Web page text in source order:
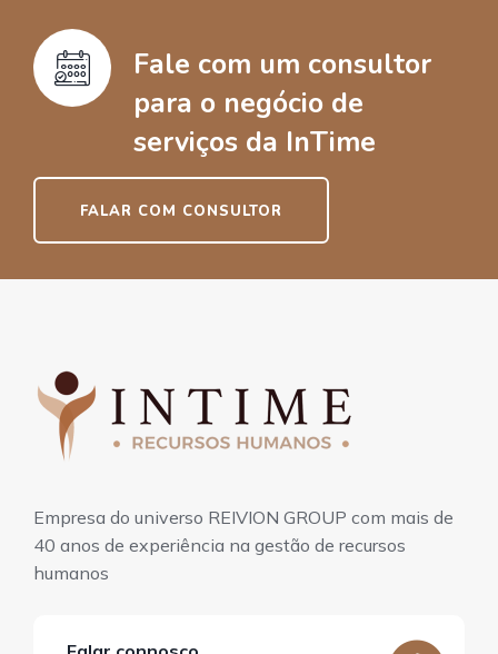
Fale com um consultor
para o negócio de
serviços da InTime
FALAR COM CONSULTOR
Empresa do universo REIVION GROUP com mais de
40 anos de experiência na gestão de recursos
humanos